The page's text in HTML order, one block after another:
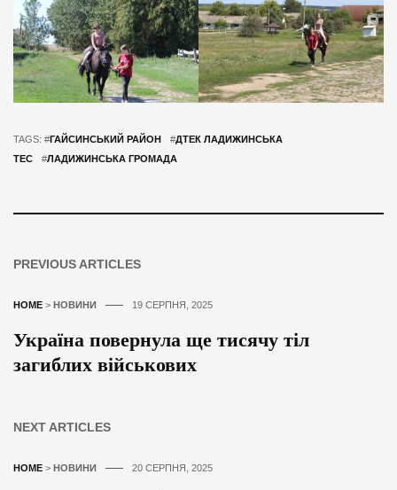
TAGS: #ГАЙСИНСЬКИЙ РАЙОН #ДТЕК ЛАДИЖИНСЬКА
ТЕС
#ЛАДИЖИНСЬКА ГРОМАДА
PREVIOUS ARTICLES
HOME > НОВИНИ 19 СЕРПНЯ, 2025
Україна повернула ще тисячу тіл
загиблих військових
NEXT ARTICLES
HOME > НОВИНИ 20 СЕРПНЯ, 2025